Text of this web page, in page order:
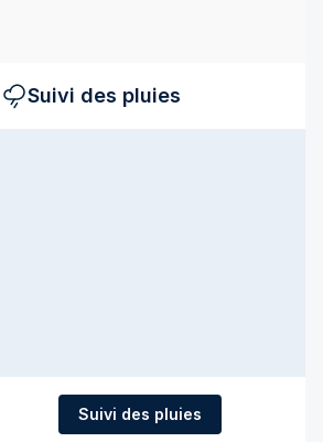
Suivi des pluies
Suivi des pluies